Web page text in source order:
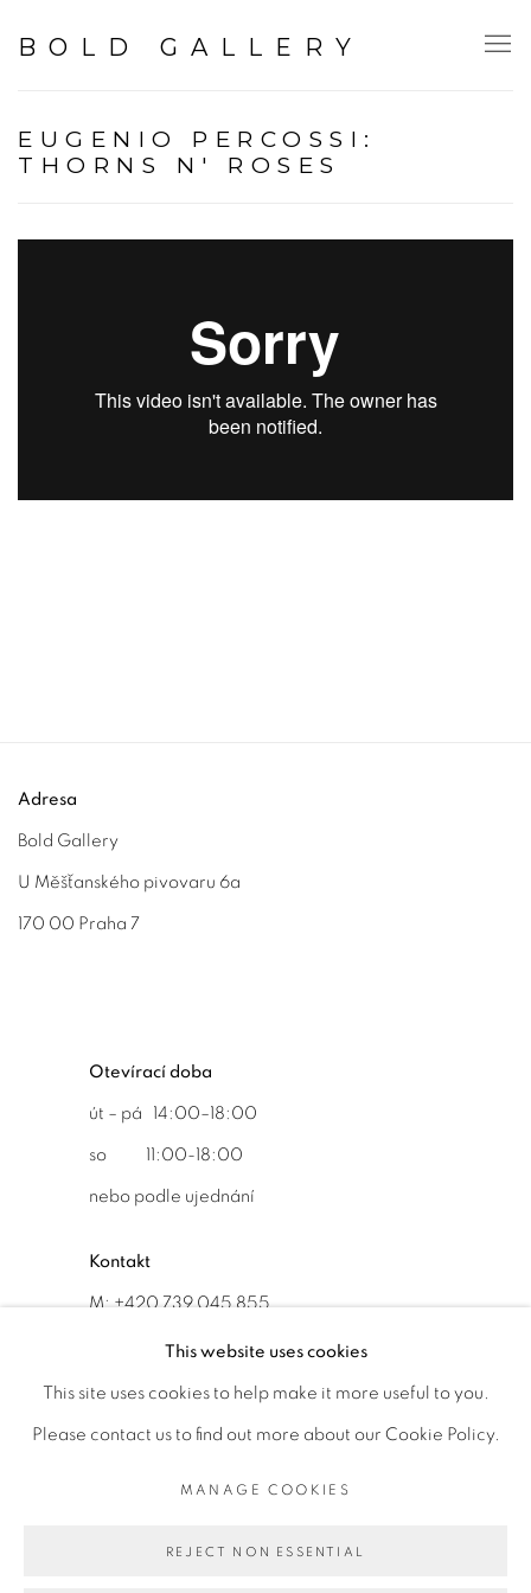
BOLD GALLERY
EUGENIO PERCOSSI:
THORNS N' ROSES
Adresa
Bold Gallery
U Měšťanského pivovaru 6a
170 00 Praha 7
Otevírací doba
út – pá 14:00–18:00
so 11:00-18:00
nebo podle ujednání
Kontakt
M: +420 739 045 855
info@boldgallery.art
AUTORSKÁ PRÁVA VYHRAZENA © 2026 BOLD GALLERY
This website uses cookies
This site uses cookies to help make it more useful to you.
Please contact us to find out more about our Cookie Policy.
MANAGE COOKIES
REJECT NON ESSENTIAL